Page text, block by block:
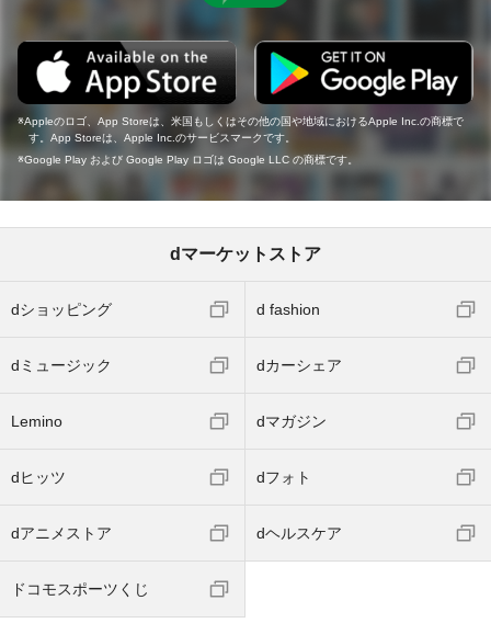
Appleのロゴ、App Storeは、米国もしくはその他の国や地域におけるApple Inc.の商標で
す。App Storeは、Apple Inc.のサービスマークです。
Google Play および Google Play ロゴは Google LLC の商標です。
dマーケットストア
dショッピング d fashion
dミュージック dカーシェア
Lemino dマガジン
dヒッツ dフォト
dアニメストア dヘルスケア
ドコモスポーツくじ